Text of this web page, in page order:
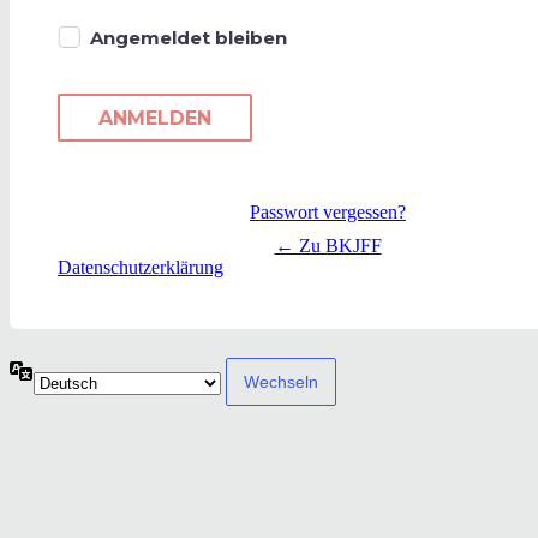
Angemeldet bleiben
Passwort vergessen?
← Zu BKJFF
Datenschutzerklärung